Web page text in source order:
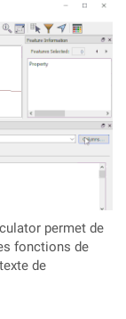
permet de
fonctions de
de